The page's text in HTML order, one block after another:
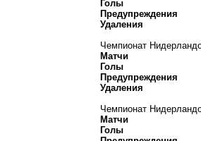
Голы
Предупреждения
Удаления
Чемпионат
Матчи
Голы
Предупреждения
Удаления
Чемпионат
Матчи
Голы